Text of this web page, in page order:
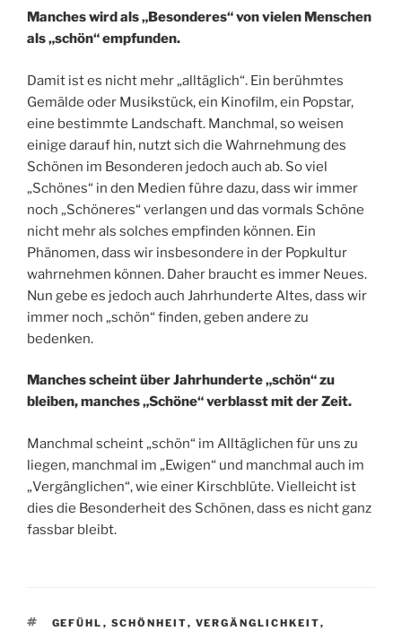
Manches wird als „Besonderes“ von vielen Menschen
als „schön“ empfunden.
Damit ist es nicht mehr „alltäglich“. Ein berühmtes
Gemälde oder Musikstück, ein Kinofilm, ein Popstar,
eine bestimmte Landschaft. Manchmal, so weisen
einige darauf hin, nutzt sich die Wahrnehmung des
Schönen im Besonderen jedoch auch ab. So viel
„Schönes“ in den Medien führe dazu, dass wir immer
noch „Schöneres“ verlangen und das vormals Schöne
nicht mehr als solches empfinden können. Ein
Phänomen, dass wir insbesondere in der Popkultur
wahrnehmen können. Daher braucht es immer Neues.
Nun gebe es jedoch auch Jahrhunderte Altes, dass wir
immer noch „schön“ finden, geben andere zu
bedenken.
Manches scheint über Jahrhunderte „schön“ zu
bleiben, manches „Schöne“ verblasst mit der Zeit.
Manchmal scheint „schön“ im Alltäglichen für uns zu
liegen, manchmal im „Ewigen“ und manchmal auch im
„Vergänglichen“, wie einer Kirschblüte. Vielleicht ist
dies die Besonderheit des Schönen, dass es nicht ganz
fassbar bleibt.
SCHLAGWÖRTER
GEFÜHL , SCHÖNHEIT, VERGÄNGLICHKEIT,